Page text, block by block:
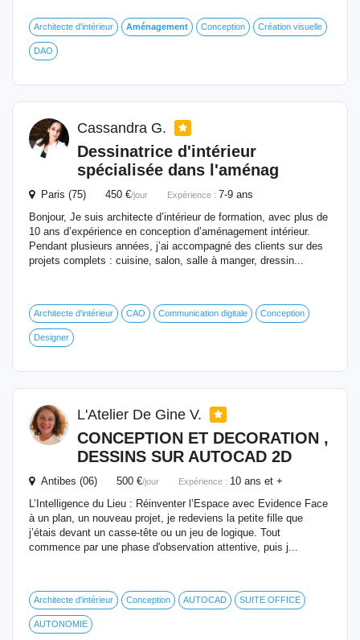
Architecte d'intérieur Aménagement Conception Création visuelle
DAO
Cassandra G.
Dessinatrice d'intérieur
spécialisée dans l'aménag
Paris (75) 450 €/jour Expérience : 7-9 ans
Bonjour, Je suis architecte d’intérieur de formation, avec plus de
10 ans d’expérience en conception d’aménagement intérieur.
Pendant plusieurs années, j’ai accompagné des clients sur des
projets complets : cuisine, salon, salle à manger, dressin...
Architecte d'intérieur CAO Communication digitale Conception
Designer
L'Atelier De Gine V.
CONCEPTION ET DECORATION ,
DESSINS SUR AUTOCAD 2D
Antibes (06) 500 €/jour Expérience : 10 ans et +
L’Intelligence du Lieu : Réinventer l’Espace avec Evidence Face
à un plan, un nouveau projet, je redeviens la petite fille que
j’étais devant un casse-tête ou un jeu de logique. Tout
commence par une phase d'observation attentive, puis j...
Architecte d'intérieur Conception AUTOCAD SUITE OFFICE
AUTONOMIE